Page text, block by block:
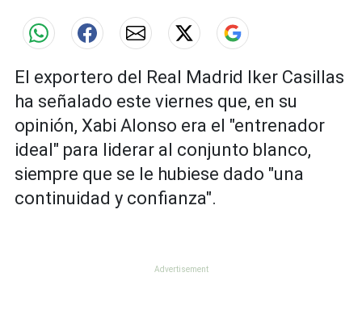
El exportero del Real Madrid Iker Casillas
ha señalado este viernes que, en su
opinión, Xabi Alonso era el "entrenador
ideal" para liderar al conjunto blanco,
siempre que se le hubiese dado "una
continuidad y confianza".